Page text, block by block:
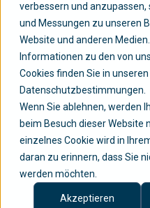
verbessern und
und Messungen zu unseren
Website und anderen
Informationen zu den von
Cookies finden Sie in unseren
Datenschutzbestimmungen.
Wenn Sie ablehnen, werden
beim Besuch dieser Website
einzelnes Cookie wird in
daran zu erinnern, dass Sie
werden möchten.
Akzeptieren